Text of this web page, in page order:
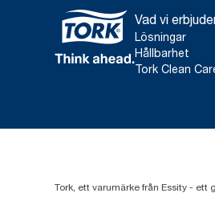
Vad vi
Lösningar
Hållbarhet
Tork Clean
Tork, ett varumärke från Essity -